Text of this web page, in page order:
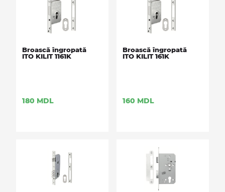
Broască îngropată
ITO KILIT 1161K
180 MDL
Broască îngropată
ITO KILIT 161K
160 MDL